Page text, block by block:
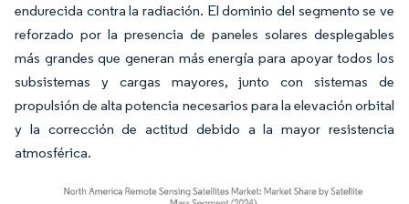
endurecida contra la radiación. El dominio del segmento se ve
reforzado por la presencia de paneles solares desplegables
más grandes que generan más energía para apoyar todos los
subsistemas y cargas mayores, junto con sistemas de
propulsión de alta potencia necesarios para la elevación orbital
y la corrección de actitud debido a la mayor resistencia
atmosférica.